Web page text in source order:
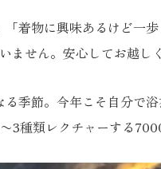
着物に興味あるけど一
せん。安心してお越し
季節。今年こそ自分で
3種類レクチャーする